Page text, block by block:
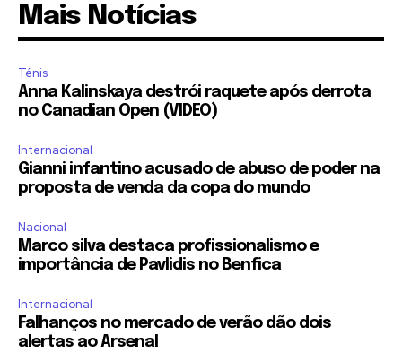
Mais Notícias
Ténis
Anna Kalinskaya destrói raquete após derrota
no Canadian Open (VIDEO)
Internacional
Gianni infantino acusado de abuso de poder na
proposta de venda da copa do mundo
Nacional
Marco silva destaca profissionalismo e
importância de Pavlidis no Benfica
Internacional
Falhanços no mercado de verão dão dois
alertas ao Arsenal